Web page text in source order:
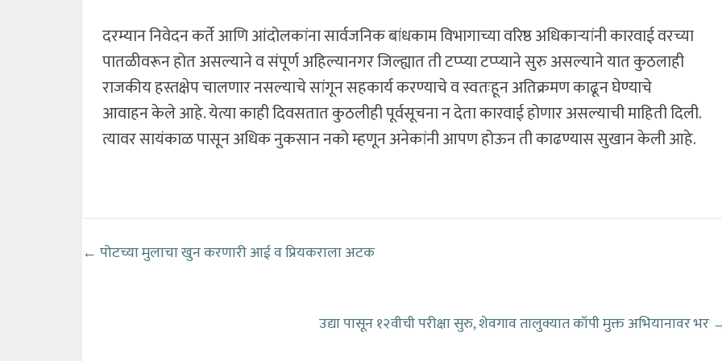
दरम्यान निवेदन कर्ते आणि आंदोलकांना सार्वजनिक बांधकाम विभागाच्या वरिष्ठ अधिकाऱ्यांनी कारवाई वरच्या
पातळीवरून होत असल्याने व संपूर्ण अहिल्यानगर जिल्ह्यात ती टप्प्या टप्प्याने सुरु असल्याने यात कुठलाही
राजकीय हस्तक्षेप चालणार नसल्याचे सांगून सहकार्य करण्याचे व स्वतःहून अतिक्रमण काढून घेण्याचे
आवाहन केले आहे. येत्या काही दिवसतात कुठलीही पूर्वसूचना न देता कारवाई होणार असल्याची माहिती दिली.
त्यावर सायंकाळ पासून अधिक नुकसान नको म्हणून अनेकांनी आपण होऊन ती काढण्यास सुखान केली आहे.
← पोटच्या मुलाचा खुन करणारी आई व प्रियकराला अटक
उद्या पासून १२वीची परीक्षा सुरु, शेवगाव तालुक्यात कॉपी मुक्त अभियानावर भर